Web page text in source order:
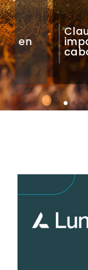
Claudio
impacto